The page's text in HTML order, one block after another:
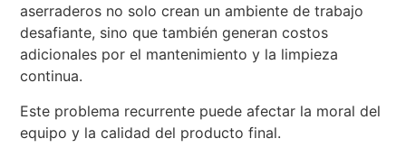
aserraderos no solo crean un ambiente de trabajo
desafiante, sino que también generan costos
adicionales por el mantenimiento y la limpieza
continua.
Este problema recurrente puede afectar la moral del
equipo y la calidad del producto final.